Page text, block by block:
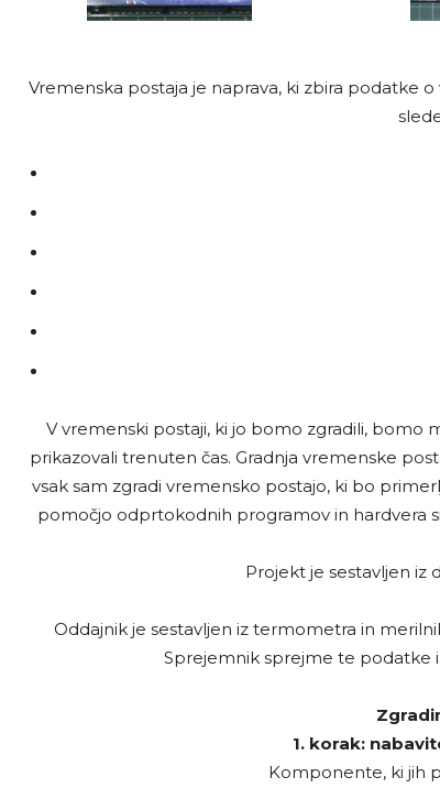
Vremenska postaja je naprava, ki zbira podatke
V vremenski postaji, ki jo bomo zgradili,
prikazovali trenuten čas. Gradnja vremenske
vsak sam zgradi vremensko postajo, ki bo
pomočjo odprtokodnih programov in hardvera
Projekt je sestavljen iz
Oddajnik je sestavljen iz termometra in
Sprejemnik sprejme te podatke
1. korak:
Komponente, ki jih